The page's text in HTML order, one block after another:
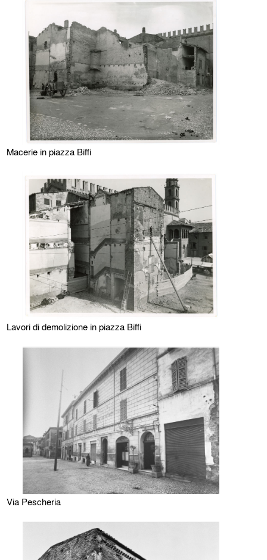
Macerie in piazza Biffi
Lavori di demolizione in piazza Biffi
Via Pescheria